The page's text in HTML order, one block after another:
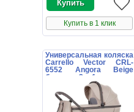
Купить в 1 клик
Универсальная коляска
Carrello Vector CRL-
6552 Angora Beige
бежевая 2 в 1 люлька и